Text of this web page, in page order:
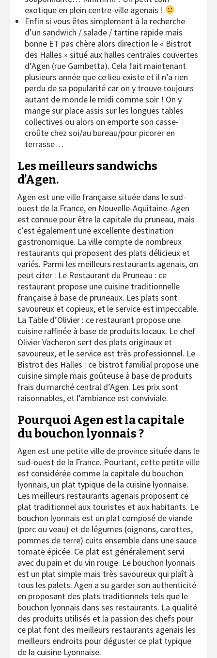
exotique en plein centre-ville agenais !
Enfin si vous êtes simplement à la recherche
d’un sandwich / salade / tartine rapide mais
bonne ET pas chère alors direction le « Bistrot
des Halles » situé aux halles centrales couvertes
d’Agen (rue Gambetta). Cela fait maintenant
plusieurs année que ce lieu existe et il n’a rien
perdu de sa popularité car on y trouve toujours
autant de monde le midi comme soir ! On y
mange sur place assis sur les longues tables
collectives ou alors on emporte son casse-
croûte chez soi/au bureau/pour picorer en
terrasse…
Les meilleurs sandwichs
d’Agen.
Agen est une ville française située dans le sud-
ouest de la France, en Nouvelle-Aquitaine. Agen
est connue pour être la capitale du pruneau, mais
c’est également une excellente destination
gastronomique. La ville compte de nombreux
restaurants qui proposent des plats délicieux et
variés. Parmi les meilleurs restaurants agenais, on
peut citer : Le Restaurant du Pruneau : ce
restaurant propose une cuisine traditionnelle
française à base de pruneaux. Les plats sont
savoureux et copieux, et le service est impeccable.
La Table d’Olivier : ce restaurant propose une
cuisine raffinée à base de produits locaux. Le chef
Olivier Vacheron sert des plats originaux et
savoureux, et le service est très professionnel. Le
Bistrot des Halles : ce bistrot familial propose une
cuisine simple mais goûteuse à base de produits
frais du marché central d’Agen. Les prix sont
raisonnables, et l’ambiance est conviviale.
Pourquoi Agen est la capitale
du bouchon lyonnais ?
Agen est une petite ville de province située dans le
sud-ouest de la France. Pourtant, cette petite ville
est considérée comme la capitale du bouchon
lyonnais, un plat typique de la cuisine lyonnaise.
Les meilleurs restaurants agenais proposent ce
plat traditionnel aux touristes et aux habitants. Le
bouchon lyonnais est un plat composé de viande
(porc ou veau) et de légumes (oignons, carottes,
pommes de terre) cuits ensemble dans une sauce
tomate épicée. Ce plat est généralement servi
avec du pain et du vin rouge. Le bouchon lyonnais
est un plat simple mais très savoureux qui plaît à
tous les palets. Agen a su garder son authenticité
en proposant des plats traditionnels tels que le
bouchon lyonnais dans ses restaurants. La qualité
des produits utilisés et la passion des chefs pour
ce plat font des meilleurs restaurants agenais les
meilleurs endroits pour déguster ce plat typique
de la cuisine Lyonnaise.